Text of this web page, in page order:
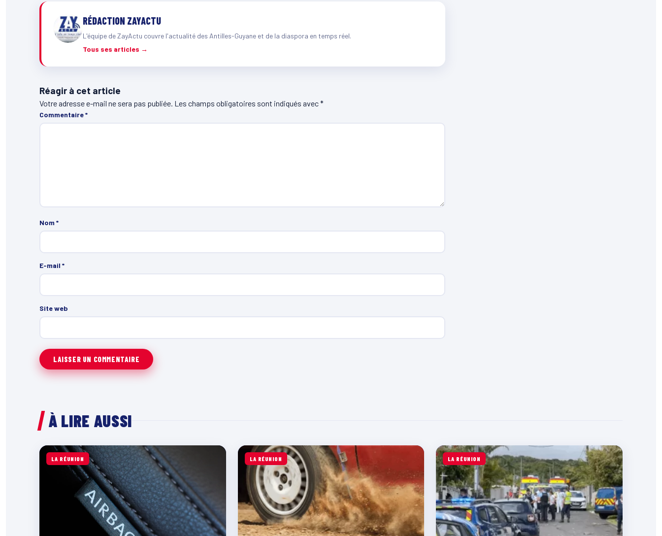
RÉDACTION ZAYACTU
L'équipe de ZayActu couvre l'actualité des Antilles-Guyane et de la diaspora en temps réel.
Tous ses articles →
Réagir à cet article
Votre adresse e-mail ne sera pas publiée. Les champs obligatoires sont indiqués avec*
Commentaire*
Nom *
E-mail *
Site web
À LIRE AUSSI
LA RÉUNION LA RÉUNION LA RÉUNION